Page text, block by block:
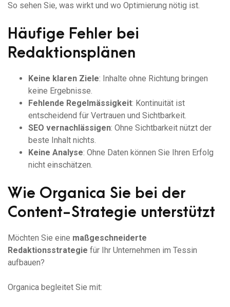
So sehen Sie, was wirkt und wo Optimierung nötig ist.
Häufige Fehler bei
Redaktionsplänen
Keine klaren Ziele: Inhalte ohne Richtung bringen
keine Ergebnisse.
Fehlende Regelmässigkeit: Kontinuität ist
entscheidend für Vertrauen und Sichtbarkeit.
SEO vernachlässigen: Ohne Sichtbarkeit nützt der
beste Inhalt nichts.
Keine Analyse: Ohne Daten können Sie Ihren Erfolg
nicht einschätzen.
Wie Organica Sie bei der
Content-Strategie unterstützt
Möchten Sie eine maßgeschneiderte
Redaktionsstrategie für Ihr Unternehmen im Tessin
aufbauen?
Organica begleitet Sie mit: